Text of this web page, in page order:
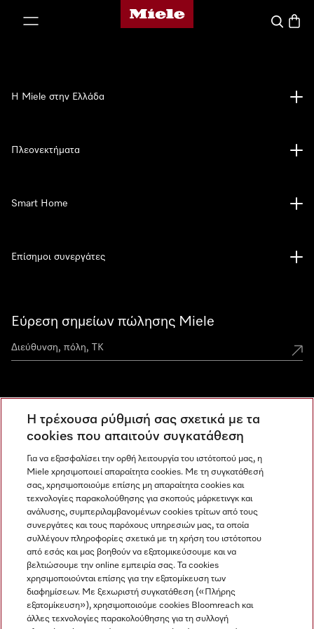
Αρχική σελίδα της Miele
Εύρεση σημείων πώλησης Miele
Ανακαλύψτε τα Miele Experience Center
Newsletter
Η Miele στην Ελλάδα
Πλεονεκτήματα
Smart Home
Επίσημοι συνεργάτες
Miele στο Instagram
Miele στο Facebook
Miele στο Youtube
Η τρέχουσα ρύθμισή σας σχετικά με τα
cookies που απαιτούν συγκατάθεση
Για να εξασφαλίσει την ορθή λειτουργία του ιστότοπού μας, η
Miele χρησιμοποιεί απαραίτητα cookies. Με τη συγκατάθεσή
σας, χρησιμοποιούμε επίσης μη απαραίτητα cookies και
τεχνολογίες παρακολούθησης για σκοπούς μάρκετινγκ και
ανάλυσης, συμπεριλαμβανομένων cookies τρίτων από τους
συνεργάτες και τους παρόχους υπηρεσιών μας, τα οποία
συλλέγουν πληροφορίες σχετικά με τη χρήση του ιστότοπου
από εσάς και μας βοηθούν να εξατομικεύσουμε και να
βελτιώσουμε την online εμπειρία σας. Τα cookies
χρησιμοποιούνται επίσης για την εξατομίκευση των
διαφημίσεων. Με ξεχωριστή συγκατάθεση («Πλήρης
εξατομίκευση»), χρησιμοποιούμε cookies Bloomreach και
άλλες τεχνολογίες παρακολούθησης για τη συλλογή